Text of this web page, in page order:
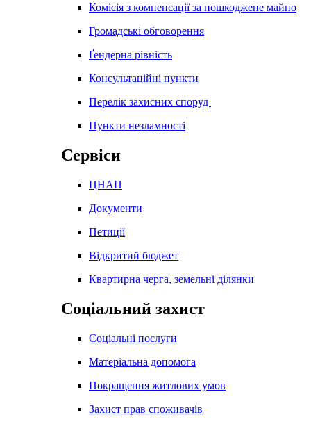
Комісія з компенсації за пошкоджене майно
Громадські обговорення
Ґендерна рівність
Консультаційні пункти
Перелік захисних споруд
Пункти незламності
Сервіси
ЦНАП
Документи
Петиції
Відкритий бюджет
Квартирна черга, земельні ділянки
Соціальний захист
Соціальні послуги
Матеріальна допомога
Покращення житлових умов
Захист прав споживачів